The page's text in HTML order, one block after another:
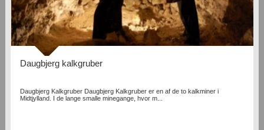
Daugbjerg kalkgruber
Daugbjerg Kalkgruber Daugbjerg Kalkgruber er en af de to kalkminer i
Midtjylland. I de lange smalle minegange, hvor m...